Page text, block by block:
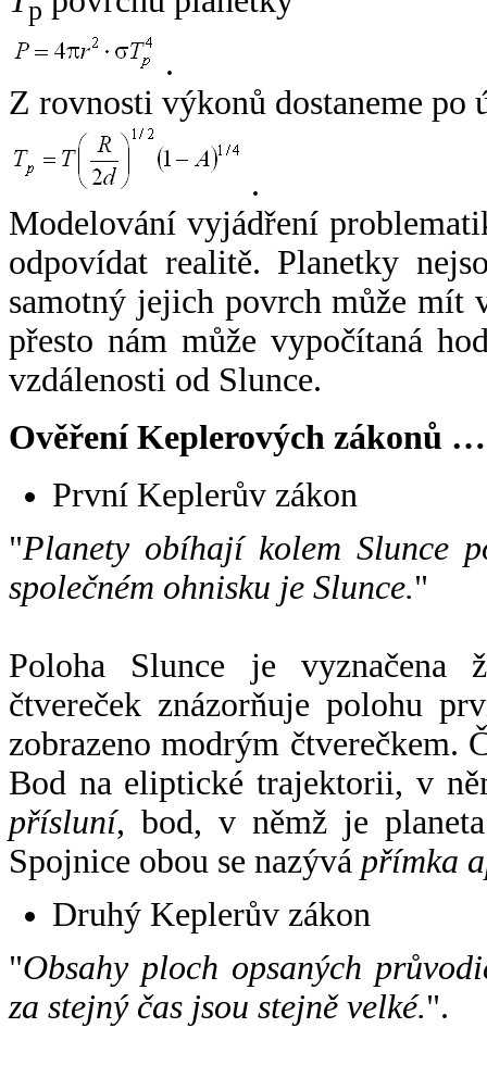
p
.
Z rovnosti výkonů dostaneme po
.
Modelování vyjádření
odpovídat realitě. Planetky
samotný jejich povrch může mít
přesto nám může vypočítaná
vzdálenosti od Slunce.
Ověření Keplerových zákonů …
První Keplerův zákon
"Planety obíhají kolem Slunce
společném ohnisku je Slunce."
Poloha Slunce je vyznačena
čtvereček znázorňuje polohu
zobrazeno modrým čtverečkem.
Bod na eliptické trajektorii, v
přísluní, bod, v němž je
Spojnice obou se nazývá přímka
Druhý Keplerův zákon
"Obsahy ploch opsaných
za stejný čas jsou stejně velké.".